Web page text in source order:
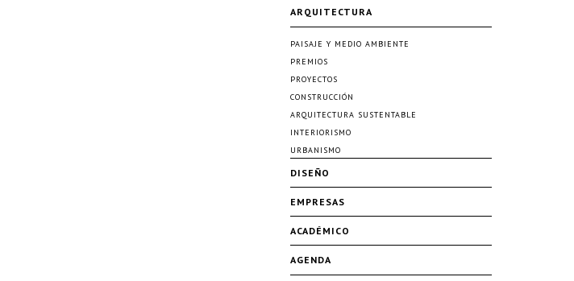
ARQUITECTURA
PAISAJE Y MEDIO AMBIENTE
PREMIOS
PROYECTOS
CONSTRUCCIÓN
ARQUITECTURA SUSTENTABLE
INTERIORISMO
URBANISMO
DISEÑO
EMPRESAS
ACADÉMICO
AGENDA